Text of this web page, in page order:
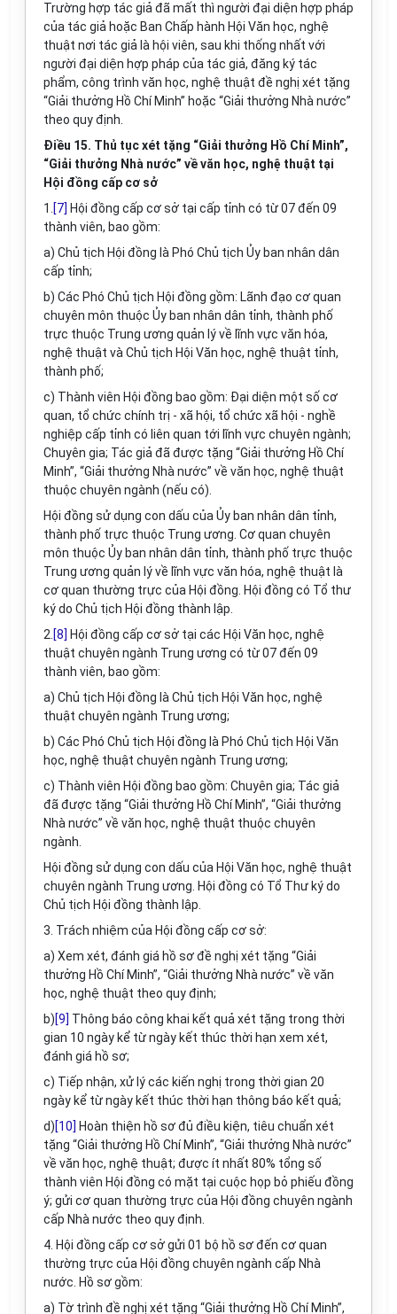
Trường hợp tác giả đã mất thì người đại diện hợp pháp
của tác giả hoặc Ban Chấp hành Hội Văn học, nghệ
thuật nơi tác giả là hội viên, sau khi thống nhất với
người đại diện hợp pháp của tác giả, đăng ký tác
phẩm, công trình văn học, nghệ thuật đề nghị xét tặng
“Giải thưởng Hồ Chí Minh” hoặc “Giải thưởng Nhà nước”
theo quy định.
Điều 15. Thủ tục xét tặng “Giải thưởng Hồ Chí Minh”,
“Giải thưởng Nhà nước” về văn học, nghệ thuật tại
Hội đồng cấp cơ sở
1. [7] Hội đồng cấp cơ sở tại cấp tỉnh có từ 07 đến 09
thành viên, bao gồm:
a) Chủ tịch Hội đồng là Phó Chủ tịch Ủy ban nhân dân
cấp tỉnh;
b) Các Phó Chủ tịch Hội đồng gồm: Lãnh đạo cơ quan
chuyên môn thuộc Ủy ban nhân dân tỉnh, thành phố
trực thuộc Trung ương quản lý về lĩnh vực văn hóa,
nghệ thuật và Chủ tịch Hội Văn học, nghệ thuật tỉnh,
thành phố;
c) Thành viên Hội đồng bao gồm: Đại diện một số cơ
quan, tổ chức chính trị - xã hội, tổ chức xã hội - nghề
nghiệp cấp tỉnh có liên quan tới lĩnh vực chuyên ngành;
Chuyên gia; Tác giả đã được tặng “Giải thưởng Hồ Chí
Minh”, “Giải thưởng Nhà nước” về văn học, nghệ thuật
thuộc chuyên ngành (nếu có).
Hội đồng sử dụng con dấu của Ủy ban nhân dân tỉnh,
thành phố trực thuộc Trung ương. Cơ quan chuyên
môn thuộc Ủy ban nhân dân tỉnh, thành phố trực thuộc
Trung ương quản lý về lĩnh vực văn hóa, nghệ thuật là
cơ quan thường trực của Hội đồng. Hội đồng có Tổ thư
ký do Chủ tịch Hội đồng thành lập.
2. [8] Hội đồng cấp cơ sở tại các Hội Văn học, nghệ
thuật chuyên ngành Trung ương có từ 07 đến 09
thành viên, bao gồm:
a) Chủ tịch Hội đồng là Chủ tịch Hội Văn học, nghệ
thuật chuyên ngành Trung ương;
b) Các Phó Chủ tịch Hội đồng là Phó Chủ tịch Hội Văn
học, nghệ thuật chuyên ngành Trung ương;
c) Thành viên Hội đồng bao gồm: Chuyên gia; Tác giả
đã được tặng “Giải thưởng Hồ Chí Minh”, “Giải thưởng
Nhà nước” về văn học, nghệ thuật thuộc chuyên
ngành.
Hội đồng sử dụng con dấu của Hội Văn học, nghệ thuật
chuyên ngành Trung ương. Hội đồng có Tổ Thư ký do
Chủ tịch Hội đồng thành lập.
3. Trách nhiệm của Hội đồng cấp cơ sở:
a) Xem xét, đánh giá hồ sơ đề nghị xét tặng “Giải
thưởng Hồ Chí Minh”, “Giải thưởng Nhà nước” về văn
học, nghệ thuật theo quy định;
b)[9] Thông báo công khai kết quả xét tặng trong thời
gian 10 ngày kể từ ngày kết thúc thời hạn xem xét,
đánh giá hồ sơ;
c) Tiếp nhận, xử lý các kiến nghị trong thời gian 20
ngày kể từ ngày kết thúc thời hạn thông báo kết quả;
d)[10] Hoàn thiện hồ sơ đủ điều kiện, tiêu chuẩn xét
tặng “Giải thưởng Hồ Chí Minh”, “Giải thưởng Nhà nước”
về văn học, nghệ thuật; được ít nhất 80% tổng số
thành viên Hội đồng có mặt tại cuộc họp bỏ phiếu đồng
ý; gửi cơ quan thường trực của Hội đồng chuyên ngành
cấp Nhà nước theo quy định.
4. Hội đồng cấp cơ sở gửi 01 bộ hồ sơ đến cơ quan
thường trực của Hội đồng chuyên ngành cấp Nhà
nước. Hồ sơ gồm:
a) Tờ trình đề nghị xét tặng “Giải thưởng Hồ Chí Minh”,